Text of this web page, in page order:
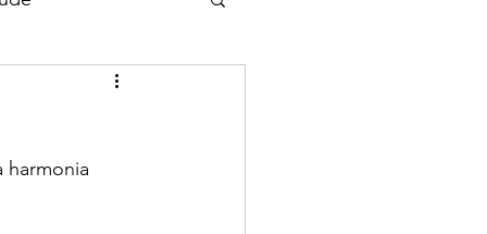
harmonia